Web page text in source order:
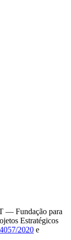
— Fundação para
Estratégicos
2020 e